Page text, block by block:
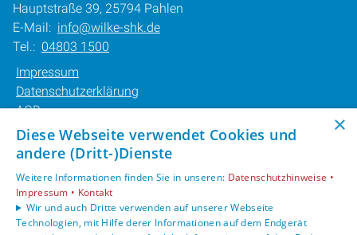
Hauptstraße 39, 25794 Pahlen
E-Mail: info@wilke-shk.de
Tel.: 04803 1500
Impressum
Datenschutzerklärung
AGB
Barrierefreiheitserklärung
Privatkunden
Karriere
Unternehmen
×
Diese Webseite verwendet Cookies und
andere (Dritt-)Dienste
Weitere Informationen finden Sie in unseren: Datenschutzhinweise •
Impressum • Kontakt
Wir und auch Dritte verwenden auf unserer Webseite
Technologien, mit Hilfe derer Informationen auf dem Endgerät